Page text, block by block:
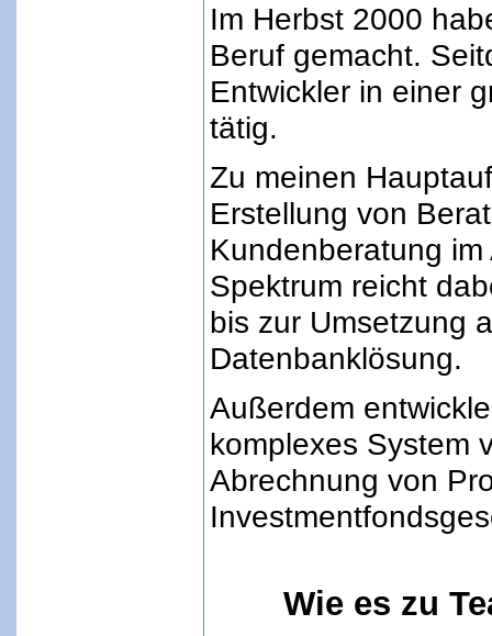
Im Herbst 2000
Beruf gemacht.
Entwickler in einer
tätig.
Zu meinen
Erstellung von
Kundenberatung
Spektrum reicht
bis zur Umsetzung
Datenbanklösung.
Außerdem
komplexes System
Abrechnung von
Wie es zu